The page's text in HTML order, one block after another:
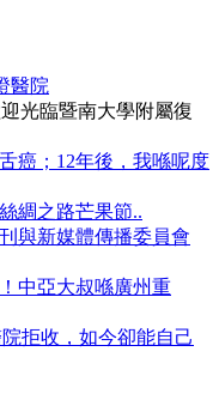
醫院
光臨暨南大學附屬復
癌；12年後，我喺呢度
綢之路芒果節..
與新媒體傳播委員會
中亞大叔喺廣州重
拒收，如今卻能自己